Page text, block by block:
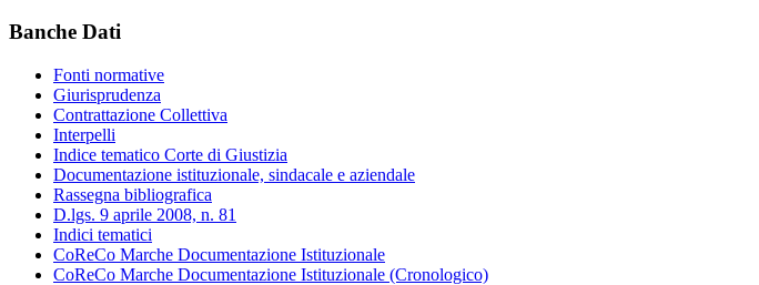
Banche Dati
Fonti normative
Giurisprudenza
Contrattazione Collettiva
Interpelli
Indice tematico Corte di Giustizia
Documentazione istituzionale, sindacale e aziendale
Rassegna bibliografica
D.lgs. 9 aprile 2008, n. 81
Indici tematici
CoReCo Marche Documentazione Istituzionale
CoReCo Marche Documentazione Istituzionale (Cronologico)